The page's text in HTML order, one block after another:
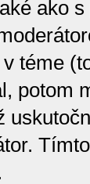
ako
téme
potom